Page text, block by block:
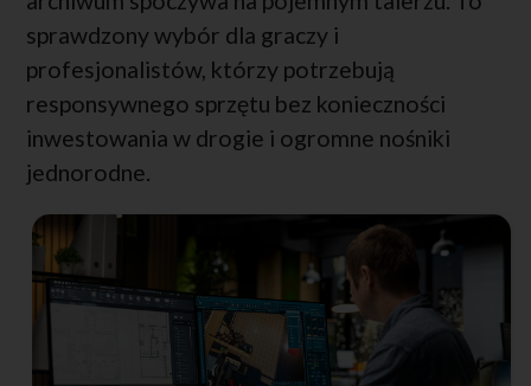
sprawdzony wybór dla graczy i
profesjonalistów, którzy potrzebują
responsywnego sprzętu bez konieczności
inwestowania w drogie i ogromne nośniki
jednorodne.